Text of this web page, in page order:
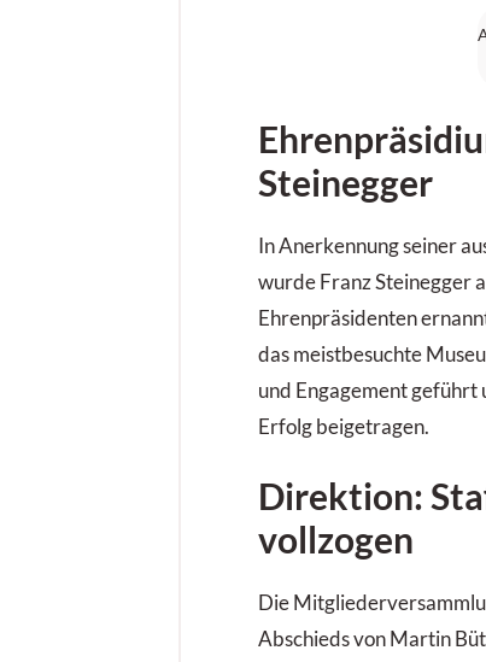
Steinegger
In Anerkennung seiner
wurde Franz Steinegger
Ehrenpräsidenten
das meistbesuchte
und Engagement geführt
Erfolg beigetragen.
Direktion:
vollzogen
Die
Abschieds von Martin